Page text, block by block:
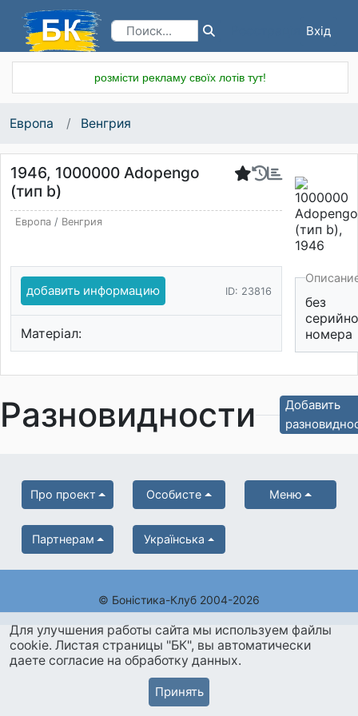
Вхід
розмісти рекламу своїх лотів тут!
Европа Венгрия
1946, 1000000 Adopengo
(тип b)
Европа/ Венгрия
добавить информацию ID: 23816
Матеріал:
без
номера
Разновидности
Добавить
Про проект Особисте Меню
Партнерам Українська
© Боністика-Клуб 2004-2026
Для улучшения работы сайта мы используем файлы
cookie. Листая страницы "БК", вы автоматически
даете согласие на обработку данных.
Принять